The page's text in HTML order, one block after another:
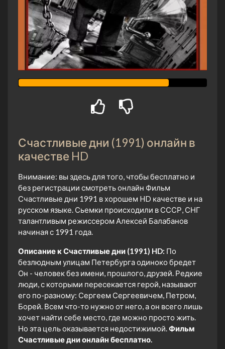
Счастливые дни (1991) онлайн в
качестве HD
Внимание: вы здесь для того, чтобы бесплатно и
без регистрации смотреть онлайн Фильм
Счастливые дни 1991 в хорошем HD качестве и на
русском языке. Сьемки происходили в СССР, СНГ
талантливым режиссером Алексей Балабанов
начиная с 1991 года.
Описание к Счастливые дни (1991) HD: По
безлюдным улицам Петербурга одиноко бредет
Он - человек без имени, прошлого, друзей. Редкие
люди, с которыми пересекается герой, называют
его по-разному: Сергеем Сергеевичем, Петром,
Борей. Всем что-то нужно от него, а он всего лишь
хочет найти себе место, где можно просто жить.
Но эта цель оказывается недостижимой.Фильм
Счастливые дни онлайн бесплатно.